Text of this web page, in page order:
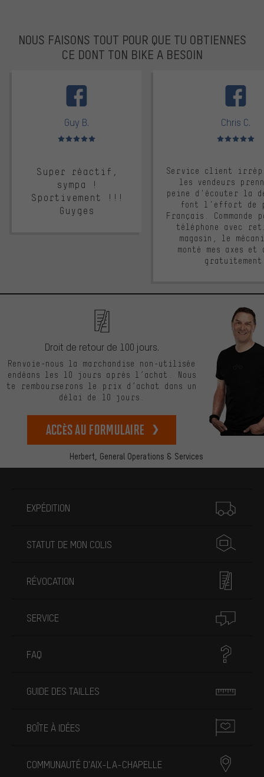
NOUS FAISONS TOUT POUR QUE TU OBTIENNES
CE DONT TON BIKE A BESOIN
Guy B.
Note moyenne : 5 sur 5
Super réactif,
sympa !
Sportivement !!!
Guyges
Chris C.
Note moyenne :
Service client
les vendeurs
peine d'écouter la
font l'effort de
Français. Commande
téléphone avec
magasin, le
monté mes axes et
Herbert, General Operations & Services
Droit de retour de 100 jours.
Renvoie-nous la marchandise non-utilisée
endéans les 10 jours après l’achat. Nous
te rembourserons le prix d’achat dans un
délai de 10 jours.
Accès au formulaire
EXPÉDITION
STATUT DE MON COLIS
RÉVOCATION
SERVICE
FAQ
GUIDE DES TAILLES
BOÎTE À IDÉES
COMMUNAUTÉ D'AIX-LA-CHAPELLE